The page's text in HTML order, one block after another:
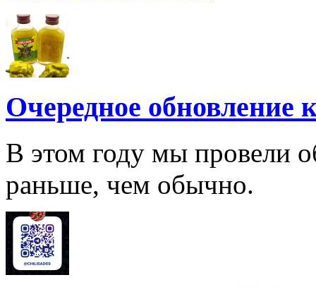
Очередное обновление
В этом году мы провели
раньше, чем обычно.